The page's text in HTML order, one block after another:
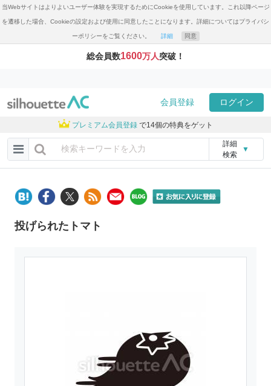
当Webサイトはよりよいユーザー体験を実現するためにCookieを使用しています。これ以降ページ
を遷移した場合、Cookieの設定および使用に同意したことになります。詳細についてはプライバシ
ーポリシーをご覧ください。 詳細 同意
総会員数1600万人突破！
会員登録 ログイン
プレミアム会員登録 で14個の特典をゲット
詳細
検索
▼
投げられたトマト